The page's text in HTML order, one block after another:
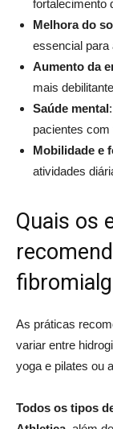
fortalecimento
Melhora do
essencial para
Aumento da
mais
Saúde mental
pacientes com
Mobilidade e
atividades
Quais os
As práticas
variar entre
yoga e pilates ou
Todos os tipos